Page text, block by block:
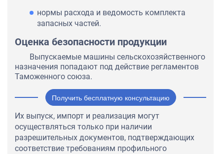
нормы расхода и ведомость комплекта
запасных частей.
Оценка безопасности продукции
Выпускаемые машины сельскохозяйственного
назначения попадают под действие регламентов
Таможенного союза.
Получить бесплатную консультацию
Их выпуск, импорт и реализация могут
осуществляться только при наличии
разрешительных документов, подтверждающих
соответствие требованиям профильного